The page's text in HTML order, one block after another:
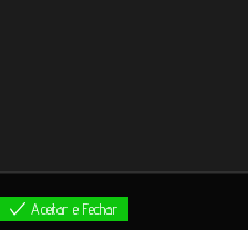
Aceitar e Fechar